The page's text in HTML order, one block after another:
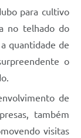
para cultivo
no telhado do
quantidade de
o
de
também
visitas